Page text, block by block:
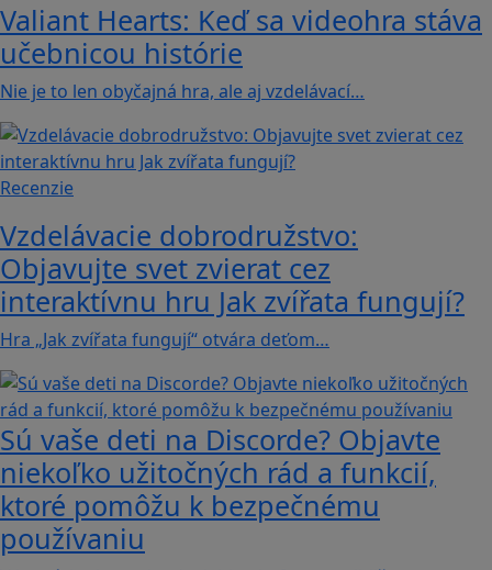
Valiant Hearts: Keď sa videohra stáva
učebnicou histórie
Nie je to len obyčajná hra, ale aj vzdelávací…
Recenzie
Vzdelávacie dobrodružstvo:
Objavujte svet zvierat cez
interaktívnu hru Jak zvířata fungují?
Hra „Jak zvířata fungují“ otvára deťom…
Sú vaše deti na Discorde? Objavte
niekoľko užitočných rád a funkcií,
ktoré pomôžu k bezpečnému
používaniu